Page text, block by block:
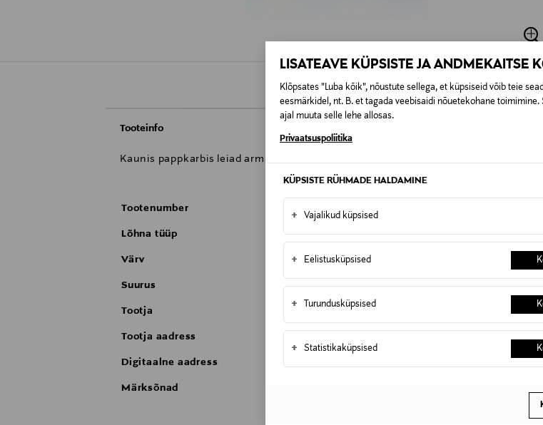
LISATEAVE KÜPSISTE JA ANDMEKAITSE
Klõpsates "Luba kõik", nõustute sellega, et küpsiseid võib teie
eesmärkidel, nt. B. et tagada veebisaidi nõuetekohane toimimine.
ajal muuta selle lehe allosas.
Privaatsuspoliitika
KÜPSISTE RÜHMADE HALDAMINE
+ Vajalikud küpsised
+ Eelistusküpsised
+ Turundusküpsised
+ Statistikaküpsised
Tooteinfo
Kaunis pappkarbis leiad armastatud Moroccanoil niisutava šampooni 500 ml ja
Tootenumber
Lõhna tüüp Kölni vesi
Värv
Suurus 1
Tootja IdHAIR
Tootja aadress Vasarakatu
Digitaalne aadress
Märksõnad